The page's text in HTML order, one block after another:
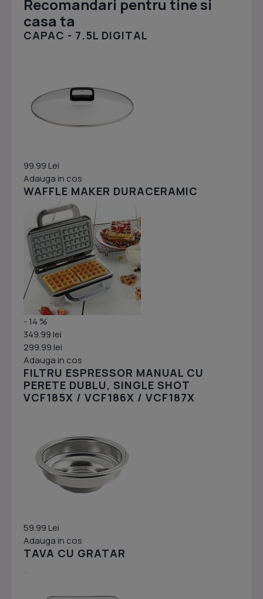
Recomandari pentru tine si
casa ta
CAPAC - 7.5L DIGITAL
99.99 Lei
Adauga in cos
WAFFLE MAKER DURACERAMIC
- 14 %
349.99 lei
299.99 lei
Adauga in cos
FILTRU ESPRESSOR MANUAL CU
PERETE DUBLU, SINGLE SHOT
VCF185X / VCF186X / VCF187X
59.99 Lei
Adauga in cos
TAVA CU GRATAR